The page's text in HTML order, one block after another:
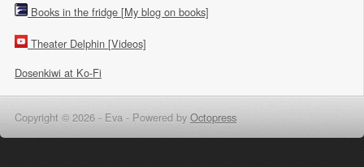
Books in the fridge [My blog on books]
Theater Delphin [Videos]
Dosenkiwi at Ko-Fi
Copyright © 2026 - Eva - Powered by Octopress